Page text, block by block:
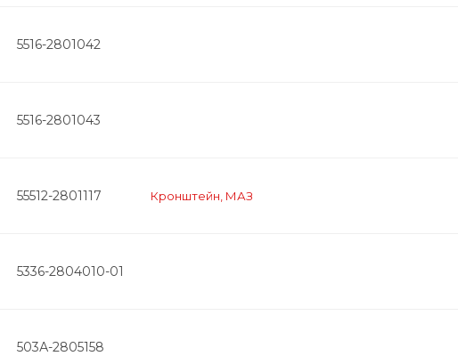
5516-2801042
5516-2801043
55512-2801117 Кронштейн, МАЗ
5336-2804010-01
503А-2805158